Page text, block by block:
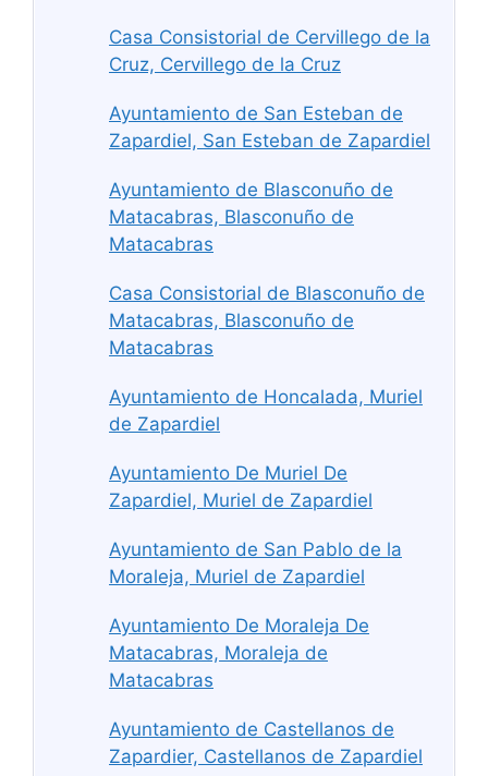
Casa Consistorial de Cervillego de la
Cruz, Cervillego de la Cruz
Ayuntamiento de San Esteban de
Zapardiel, San Esteban de Zapardiel
Ayuntamiento de Blasconuño de
Matacabras, Blasconuño de
Matacabras
Casa Consistorial de Blasconuño de
Matacabras, Blasconuño de
Matacabras
Ayuntamiento de Honcalada, Muriel
de Zapardiel
Ayuntamiento De Muriel De
Zapardiel, Muriel de Zapardiel
Ayuntamiento de San Pablo de la
Moraleja, Muriel de Zapardiel
Ayuntamiento De Moraleja De
Matacabras, Moraleja de
Matacabras
Ayuntamiento de Castellanos de
Zapardier, Castellanos de Zapardiel